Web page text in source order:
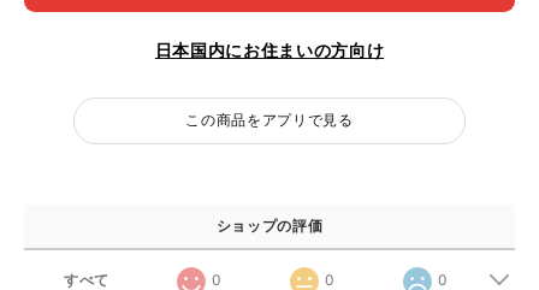
日本国内にお住まいの方向け
この商品をアプリで見る
ショップの評価
すべて 0 0 0